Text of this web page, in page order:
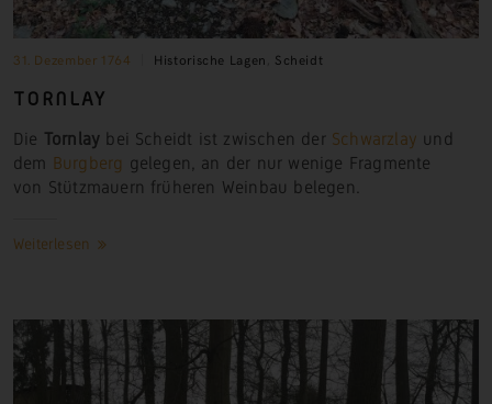
31. Dezember 1764 Historische Lagen Scheidt
TORNLAY
Die Tornlay bei Scheidt ist zwischen der Schwarzlay und
dem Burgberg gelegen, an der nur wenige Fragmente
von Stützmauern früheren Weinbau belegen.
Weiterlesen